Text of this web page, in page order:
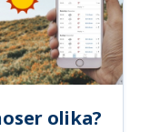
olika?